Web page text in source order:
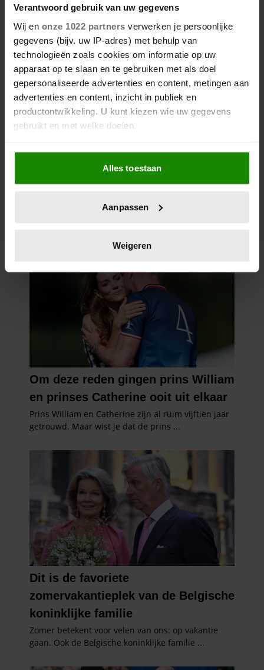
Verantwoord gebruik van uw gegevens
Wij en onze 1022 partners verwerken je persoonlijke
gegevens (bijv. uw IP-adres) met behulp van
technologieën zoals cookies om informatie op uw
apparaat op te slaan en te gebruiken met als doel
gepersonaliseerde advertenties en content, metingen aan
advertenties en content, inzicht in publiek en
productontwikkeling. U kunt kiezen wie uw gegevens
gebruikt en met welke doelen.
Als u het toestaat, willen we ook graag:
Informatie verzamelen over uw geografische
locatie, die tot een paar meter nauwkeurig kan zijn
scannen op specifieke eigenschappen (fingerprinting)
verwerkt en stel uw voorkeuren in het
intrekken in de Cookieverklaring.
We gebruiken cookies om content en advertenties te
personaliseren, om functies voor social media te bieden
en om ons websiteverkeer te analyseren. Ook delen we
informatie over uw gebruik van onze site met onze
partners voor social media, adverteren en analyse. Deze
partners kunnen deze gegevens combineren met andere
informatie die u aan ze heeft verstrekt of die ze hebben
verzameld op basis van uw gebruik van hun services. U
gaat akkoord met onze cookies als u onze website blijft
gebruiken.
Alles toestaan
Aanpassen
Weigeren